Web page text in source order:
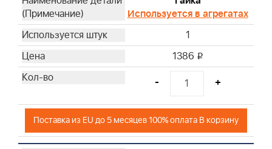
Используется в агрегатах
1
1386 i
- +
Поставка из EU до 5 месяцев 100% оплата В корзину